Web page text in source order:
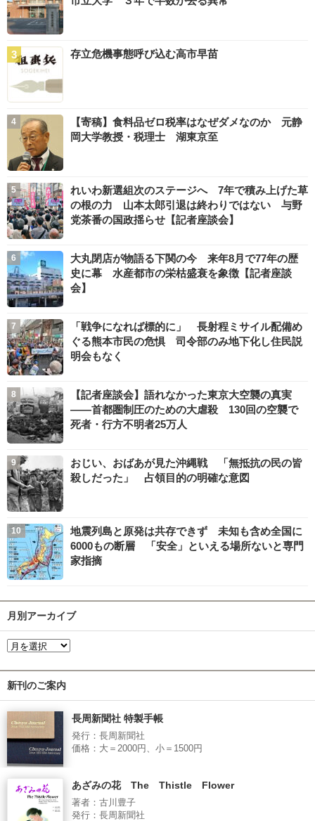
存立危機事態呼び込む高市早苗
【寄稿】食料品ゼロ税率はなぜダメなのか 元静
岡大学教授・税理士 湖東京至
れいわ新選組次のステージへ 7年で積み上げた草
の根の力 山本太郎引退は終わりではない 与野
党茶番の国政揺らせ【記者座談会】
大丸閉店が物語る下関の今 来年8月で77年の歴
史に幕 水産都市の栄枯盛衰を象徴【記者座談
会】
「戦争になれば標的に」 長射程ミサイル配備め
ぐる熊本市民の危惧 司令部のみ地下化し住民説
明会もなく
【記者座談会】語れなかった東京大空襲の真実
――首都圏制圧のための大虐殺 130回の空襲で
死者・行方不明者25万人
おじい、おばあが見た沖縄戦 「無抵抗の民の皆
殺しだった」 占領目的の明確な意図
地震列島と原発は共存できず 未知も含め全国に
6000もの断層 「安全」といえる場所ないと専門
家指摘
月別アーカイブ
新刊のご案内
長周新聞社 特製手帳
発行：長周新聞社
価格：大＝2000円、小＝1500円
あざみの花 The Thistle Flower
著者：古川豊子
発行：長周新聞社